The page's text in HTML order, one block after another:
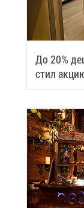
До 20%
стил